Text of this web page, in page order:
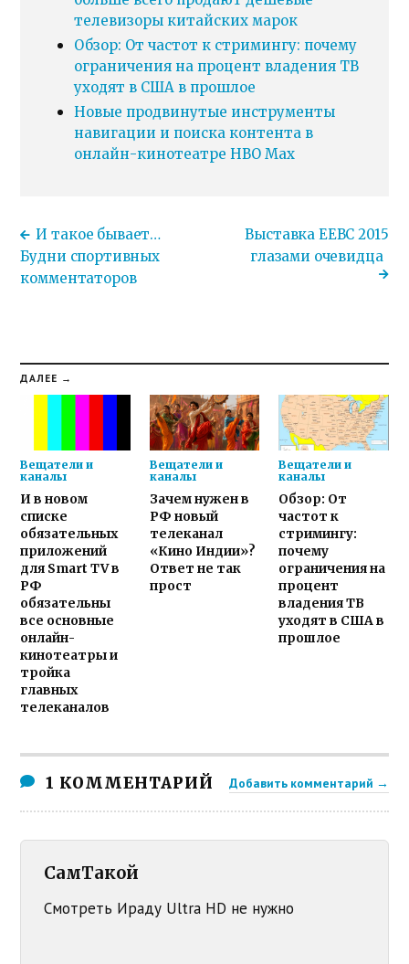
телевизоры китайских марок
Обзор: От частот к стримингу: почему
ограничения на процент владения ТВ
уходят в США в прошлое
Новые продвинутые инструменты
навигации и поиска контента в
онлайн-кинотеатре HBO Max
И такое бывает…
Будни спортивных
комментаторов
Выставка EEBC 2015
глазами очевидца
ДАЛЕЕ →
Вещатели и
каналы
И в новом
списке
обязательных
приложений
для Smart TV в
РФ
обязательны
все основные
онлайн-
кинотеатры и
тройка
главных
телеканалов
Вещатели и
каналы
Зачем нужен в
РФ новый
телеканал
«Кино Индии»?
Ответ не так
прост
Вещатели и
каналы
Обзор: От
частот к
стримингу:
почему
ограничения на
процент
владения ТВ
уходят в США в
прошлое
1 КОММЕНТАРИЙ Добавить комментарий →
СамТакой
Смотреть Ираду Ultra HD не нужно